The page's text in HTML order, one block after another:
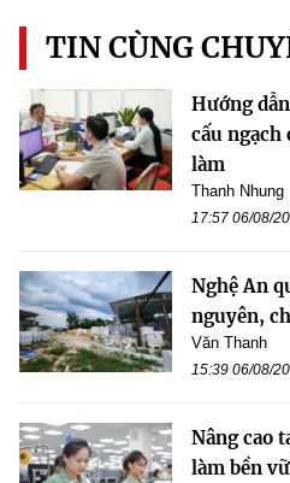
TIN CÙNG
Hướng
cấu
làm
Thanh Nhung
17:57 06/08/
Nghệ An
nguyên,
Văn Thanh
15:39 06/08/
Nâng cao
làm bền